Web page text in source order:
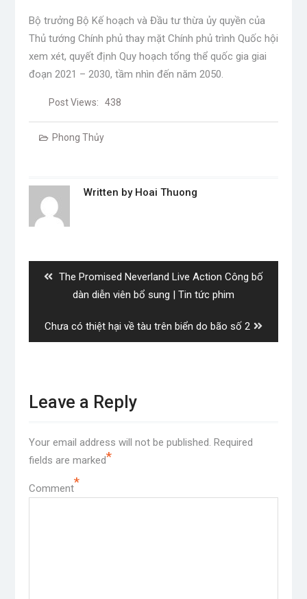
Bộ trưởng Bộ Kế hoạch và Đầu tư thừa ủy quyền của
Thủ tướng Chính phủ thay mặt Chính phủ trình Quốc hội
xem xét, quyết định Quy hoạch tổng thể quốc gia giai
đoạn 2021 – 2030, tầm nhìn đến năm 2050.
Post Views: 438
Phong Thủy
Written by Hoai Thuong
Previous
post:
The Promised Neverland Live Action Công bố
dàn diễn viên bổ sung | Tin tức phim
Next
post:
Chưa có thiệt hại về tàu trên biển do bão số 2
Leave a Reply
Your email address will not be published. Required
fields are marked*
Comment*